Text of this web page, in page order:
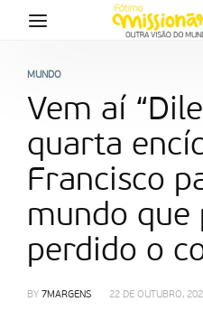
MUNDO
Vem aí
quarta
Francisco
mundo que
perdido o
BY 7MARGENS 22 DE OUTUBRO,